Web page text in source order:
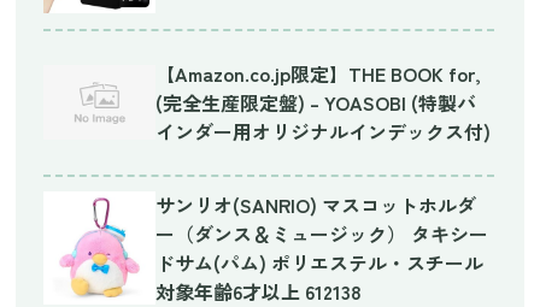
【Amazon.co.jp限定】THE BOOK for,
(完全生産限定盤) – YOASOBI (特製バ
インダー用オリジナルインデックス付)
サンリオ(SANRIO) マスコットホルダ
ー（ダンス＆ミュージック） タキシー
ドサム(パム) ポリエステル・スチール
対象年齢6才以上 612138